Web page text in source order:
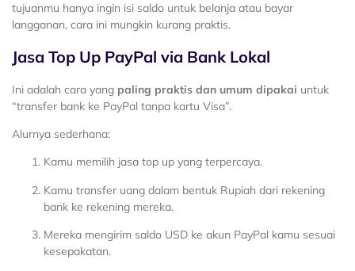
tujuanmu hanya ingin isi saldo untuk belanja atau bayar
langganan, cara ini mungkin kurang praktis.
Jasa Top Up PayPal via Bank Lokal
Ini adalah cara yang paling praktis dan umum dipakai untuk
“transfer bank ke PayPal tanpa kartu Visa”.
Alurnya sederhana:
Kamu memilih jasa top up yang terpercaya.
Kamu transfer uang dalam bentuk Rupiah dari rekening
bank ke rekening mereka.
Mereka mengirim saldo USD ke akun PayPal kamu sesuai
kesepakatan.